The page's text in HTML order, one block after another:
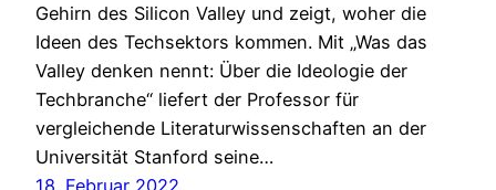
Gehirn des Silicon Valley und zeigt, woher die
Ideen des Techsektors kommen. Mit „Was das
Valley denken nennt: Über die Ideologie der
Techbranche“ liefert der Professor für
vergleichende Literaturwissenschaften an der
Universität Stanford seine…
18. Februar 2022